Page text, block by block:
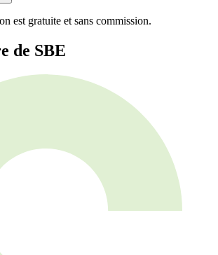
est gratuite et sans commission.
de SBE